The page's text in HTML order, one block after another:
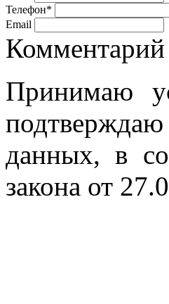
Телефон*
Email
Комментарий
Принимаю
данных, в
закона от